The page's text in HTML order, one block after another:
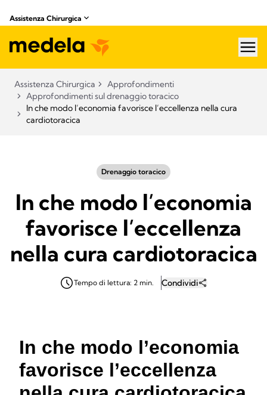
Assistenza Chirurgica
Assistenza Chirurgica
Approfondimenti
Approfondimenti sul drenaggio toracico
In che modo l’economia favorisce l’eccellenza nella cura
cardiotoracica
Drenaggio toracico
In che modo l’economia
favorisce l’eccellenza
nella cura cardiotoracica
Tempo di lettura: 2 min. Condividi
In che modo l’economia
favorisce l’eccellenza